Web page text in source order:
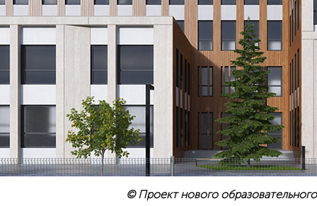
© Проект нового